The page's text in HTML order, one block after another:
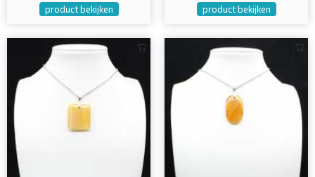
product bekijken product bekijken